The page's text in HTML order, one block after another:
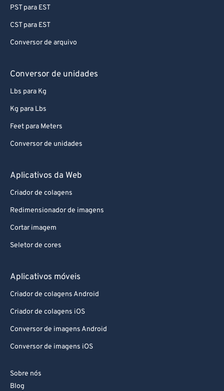
PST para EST
CST para EST
Conversor de arquivo
Conversor de unidades
Lbs para Kg
Kg para Lbs
Feet para Meters
Conversor de unidades
Aplicativos da Web
Criador de colagens
Redimensionador de imagens
Cortar imagem
Seletor de cores
Aplicativos móveis
Criador de colagens Android
Criador de colagens iOS
Conversor de imagens Android
Conversor de imagens iOS
Sobre nós
Blog